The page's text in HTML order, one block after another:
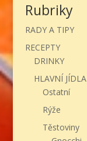
Rubriky
RADY A TIPY
RECEPTY
DRINKY
HLAVNÍ JÍDLA
Ostatní
Rýže
Těstoviny